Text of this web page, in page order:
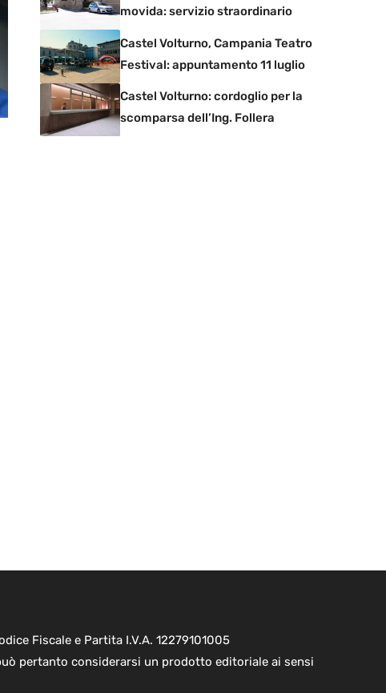
movida: servizio straordinario
Castel Volturno, Campania Teatro
Festival: appuntamento 11 luglio
Castel Volturno: cordoglio per la
scomparsa dell’Ing. Follera
Fiscale e Partita I.V.A. 12279101005
pertanto considerarsi un prodotto editoriale ai sensi